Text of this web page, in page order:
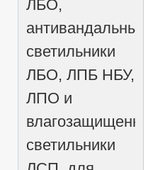
ЛБО,
антивандальные
светильники
ЛБО, ЛПБ НБУ,
ЛПО и
влагозащищенные
светильники